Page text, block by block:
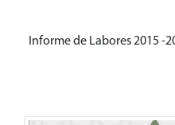
Informe de Labores 2015 -